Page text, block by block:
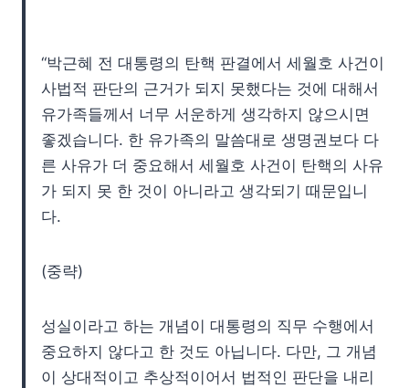
“박근혜 전 대통령의 탄핵 판결에서 세월호 사건이
사법적 판단의 근거가 되지 못했다는 것에 대해서
유가족들께서 너무 서운하게 생각하지 않으시면
좋겠습니다. 한 유가족의 말씀대로 생명권보다 다
른 사유가 더 중요해서 세월호 사건이 탄핵의 사유
가 되지 못 한 것이 아니라고 생각되기 때문입니
다.
(중략)
성실이라고 하는 개념이 대통령의 직무 수행에서
중요하지 않다고 한 것도 아닙니다. 다만, 그 개념
이 상대적이고 추상적이어서 법적인 판단을 내리